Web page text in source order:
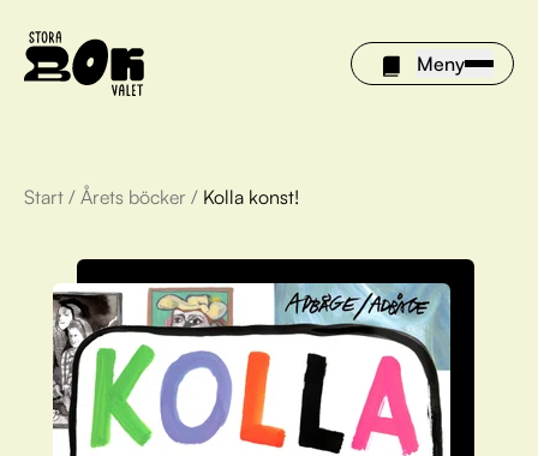
Meny
Årets böcker
Om Stora bokvalet
Olivia tipsar
Vinnare
Start / Årets böcker / Kolla konst!